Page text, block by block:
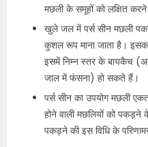
मछली के समूहों को लक्षित
खुले जल में पर्स सीन मछली
कुशल रूप माना जाता है।
इसमें निम्न स्तर के बायकैच
जाल में फंसना) हो सकते हैं।
पर्स सीन का उपयोग मछली
होने वाली मछलियों को पकड़ने
पकड़ने की इस विधि के